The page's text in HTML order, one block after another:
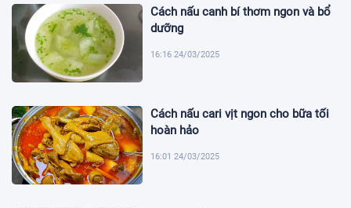
Cách nấu canh bí thơm ngon và bổ
dưỡng
16:16 24/03/2025
Cách nấu cari vịt ngon cho bữa tối
hoàn hảo
16:01 24/03/2025